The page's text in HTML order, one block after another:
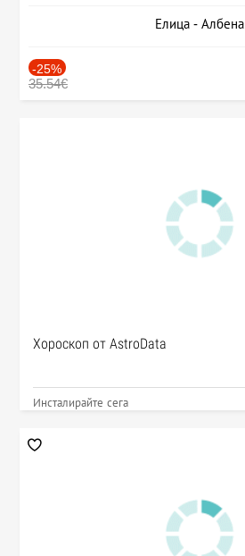
Елица - Албена
-25%
35.54€
Хороскоп от AstroData
Инсталирайте сега